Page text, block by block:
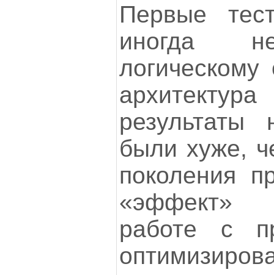
Первые
иногда
результаты
были хуже,
поколения
«эффект»
работе с